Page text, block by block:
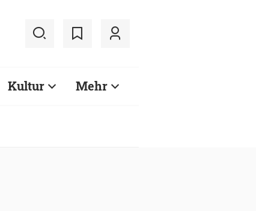
Kultur Mehr